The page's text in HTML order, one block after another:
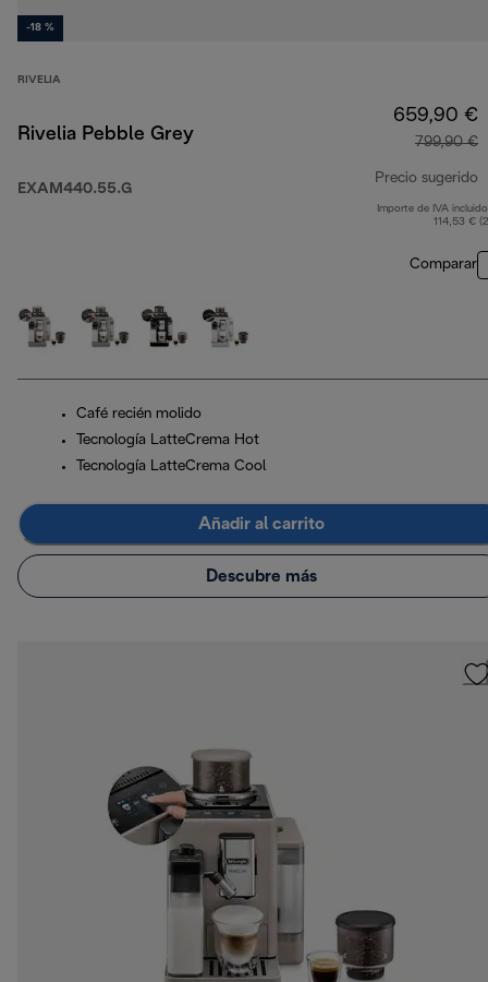
-18 %
RIVELIA
Rivelia Pebble Grey
EXAM440.55.G
659,90 €
799,90 €
Precio sugerido
Importe de IVA
114,53 €
Comparar
Café recién molido
Tecnología LatteCrema Hot
Tecnología LatteCrema Cool
Añadir al carrito
Descubre más